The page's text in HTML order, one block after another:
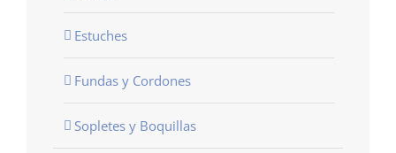
Estuches
Fundas y Cordones
Sopletes y Boquillas